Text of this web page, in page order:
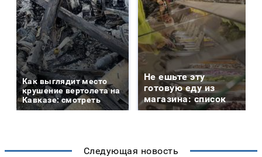
Как выглядит место
крушение вертолета на
Кавказе: смотреть
Не ешьте эту
готовую еду из
магазина: список
Следующая новость